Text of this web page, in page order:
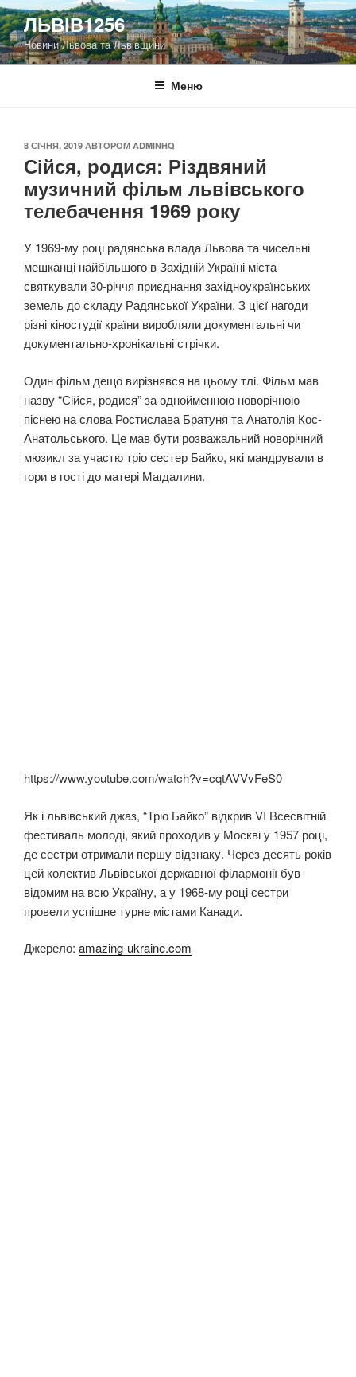
Перейти
до
вмісту
ЛЬВІВ1256
Новини Львова та Львівщини
Меню
ОПУБЛІКОВАНО
8 СІЧНЯ, 2019 АВТОРОМ ADMINHQ
Сійся, родися: Різдвяний
музичний фільм львівського
телебачення 1969 року
У 1969-му році радянська влада Львова та чисельні
мешканці найбільшого в Західній Україні міста
святкували 30-річчя приєднання західноукраїнських
земель до складу Радянської України. З цієї нагоди
різні кіностудії країни виробляли документальні чи
документально-хронікальні стрічки.
Один фільм дещо вирізнявся на цьому тлі. Фільм мав
назву “Сійся, родися” за однойменною новорічною
піснею на слова Ростислава Братуня та Анатолія Кос-
Анатольського. Це мав бути розважальний новорічний
мюзикл за участю тріо сестер Байко, які мандрували в
гори в гості до матері Магдалини.
https://www.youtube.com/watch?v=cqtAVVvFeS0
Як і львівський джаз, “Тріо Байко” відкрив VI Всесвітній
фестиваль молоді, який проходив у Москві у 1957 році,
де сестри отримали першу відзнаку. Через десять років
цей колектив Львівської державної філармонії був
відомим на всю Україну, а у 1968-му році сестри
провели успішне турне містами Канади.
Джерело: amazing-ukraine.com